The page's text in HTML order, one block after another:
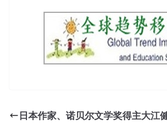
日本作家、诺贝尔文学奖得主大江